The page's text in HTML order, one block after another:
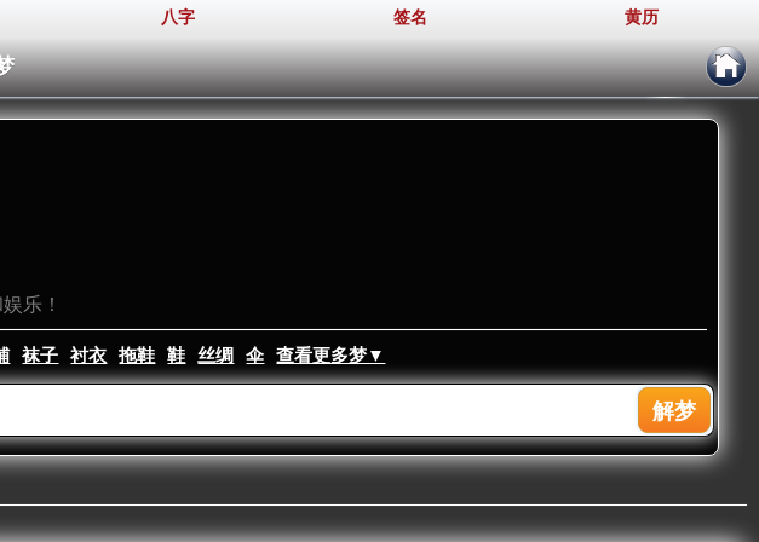
八字 签名 黄历
乐！
袜子 衬衣 拖鞋 鞋 丝绸 伞 查看更多梦▼